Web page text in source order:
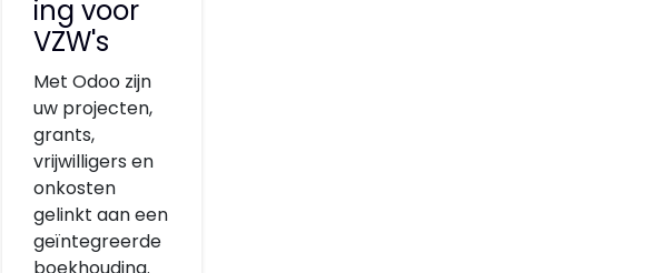
ing voor
VZW's
Met Odoo zijn
uw projecten,
grants,
vrijwilligers en
onkosten
gelinkt aan een
geïntegreerde